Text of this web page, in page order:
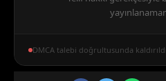
DMCA talebi doğrultusunda